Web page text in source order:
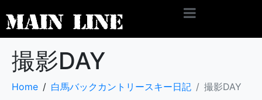
撮影DAY
Home 白馬バックカントリースキー日記 撮影DAY